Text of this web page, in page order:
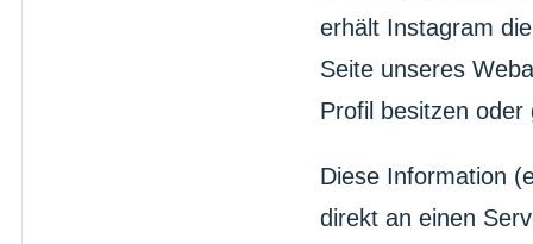
erhält Instagram
Seite unseres
Profil besitzen
Diese Information
direkt an einen